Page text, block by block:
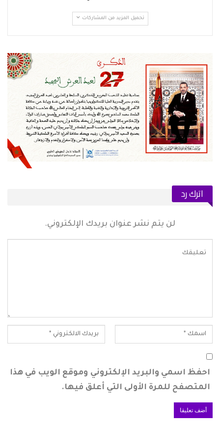
تحميل المزيد من المشاركات
اترك رد
لن يتم نشر عنوان بريدك الإلكتروني.
احفظ اسمي والبريد الإلكتروني وموقع الويب في هذا
المتصفح للمرة الأولى التي أعلق فيها.